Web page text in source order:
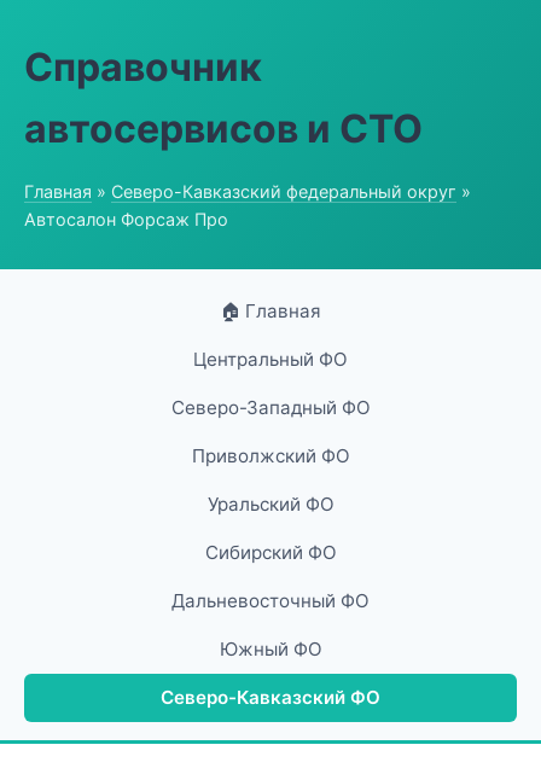
Справочник
автосервисов и СТО
Главная » Северо-Кавказский федеральный округ »
Автосалон Форсаж Про
🏠 Главная
Центральный ФО
Северо-Западный ФО
Приволжский ФО
Уральский ФО
Сибирский ФО
Дальневосточный ФО
Южный ФО
Северо-Кавказский ФО